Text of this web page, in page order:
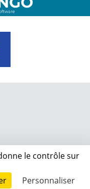
le contrôle sur
Personnaliser